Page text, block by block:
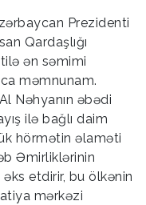
Prezidenti
Qardaşlığı
ən səmimi
məmnunam.
Nəhyanın əbədi
ilə bağlı daim
hörmətin əlaməti
Əmirliklərinin
etdirir, bu ölkənin
mərkəzi